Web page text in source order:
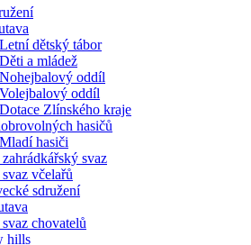
Letní dětský tábor
Děti a mládež
Nohejbalový oddíl
Volejbalový oddíl
Dotace Zlínského kraje
hasičů
Mladí hasiči
svaz
včelařů
sdružení
chovatelů
hills